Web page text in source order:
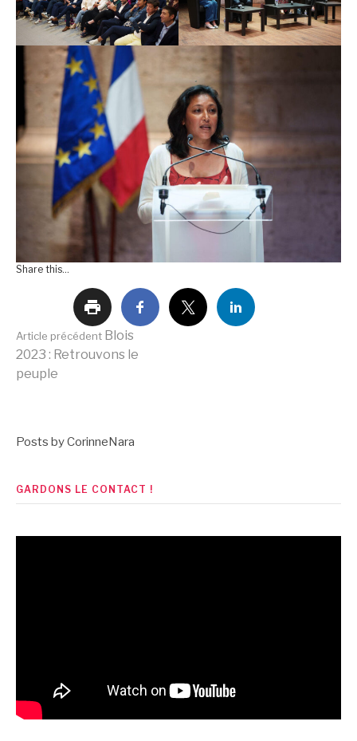
Share this...
Lire
suite
Article précédent Blois
2023 : Retrouvons le
peuple
Posts by CorinneNara
GARDONS LE CONTACT !